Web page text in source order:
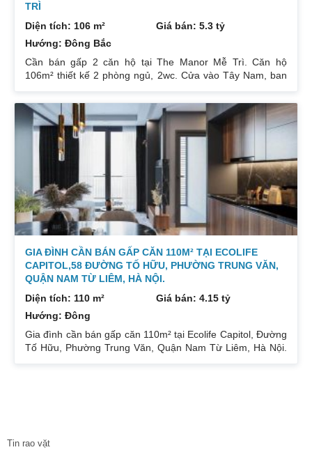
TRÌ
Diện tích: 106 m²
Giá bán: 5.3 tỷ
Hướng: Đông Bắc
Cần bán gấp 2 căn hộ tại The Manor Mễ Trì. Căn hộ
106m² thiết kế 2 phòng ngủ, 2wc. Cửa vào Tây Nam, ban
189m² thiết kế 3 phòng ngủ, 2wc, 2 gác xép. Nhà đang ở.
Giá bán 7,4 tỷ. Cả 2 căn chủ nhà đều để lại toàn bộ nội
thất. Xem nhà liên hệ: 0832133366
GIA ĐÌNH CẦN BÁN GẤP CĂN 110M² TẠI ECOLIFE
CAPITOL,58 ĐƯỜNG TỐ HỮU, PHƯỜNG TRUNG VĂN,
QUẬN NAM TỪ LIÊM, HÀ NỘI.
Diện tích: 110 m²
Giá bán: 4.15 tỷ
Hướng: Đông
Gia đình cần bán gấp căn 110m² tại Ecolife Capitol, Đường
Tố Hữu, Phường Trung Văn, Quận Nam Từ Liêm, Hà Nội.
Tin rao vặt